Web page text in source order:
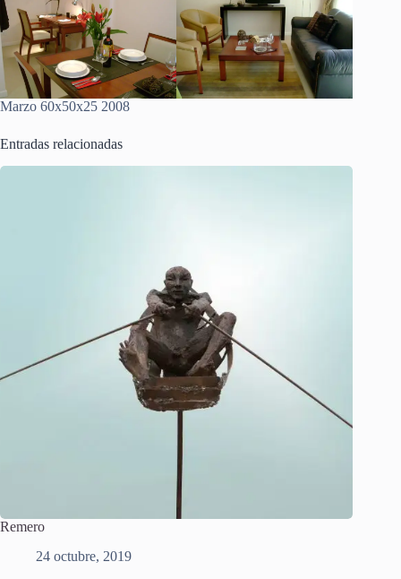
Marzo 60x50x25 2008
Entradas relacionadas
Remero
24 octubre, 2019